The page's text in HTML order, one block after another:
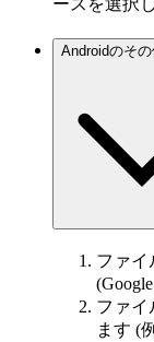
ースを選択
Androidのそ
ファイ
(Google
ファイ
ます (